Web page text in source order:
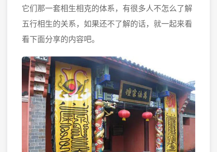
它们那一套相生相克的体系，有很多人不怎么了解
五行相生的关系，如果还不了解的话，就一起来看
看下面分享的内容吧。